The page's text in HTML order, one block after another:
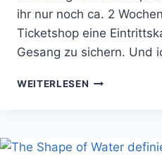
ihr nur noch ca. 2
Ticketshop eine
Gesang zu sichern. Und
WEITERLESEN
ODER